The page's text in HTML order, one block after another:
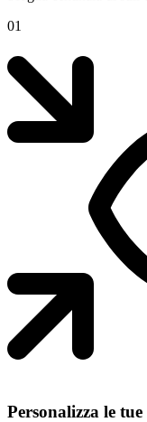
01
Personalizza le